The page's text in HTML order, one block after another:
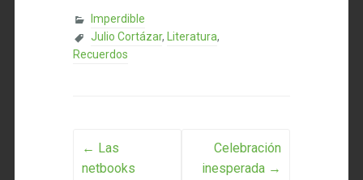
Imperdible
Julio Cortázar, Literatura,
Recuerdos
Post navigation
← Las
netbooks
Celebración
inesperada →